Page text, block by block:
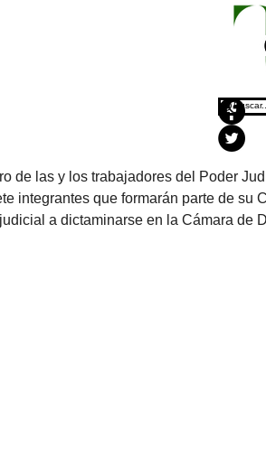
de las y los trabajadores del Poder
integrantes que formarán parte de su
a dictaminarse en la Cámara de